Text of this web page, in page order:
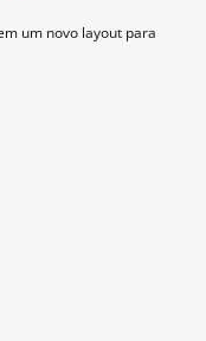
um novo layout para